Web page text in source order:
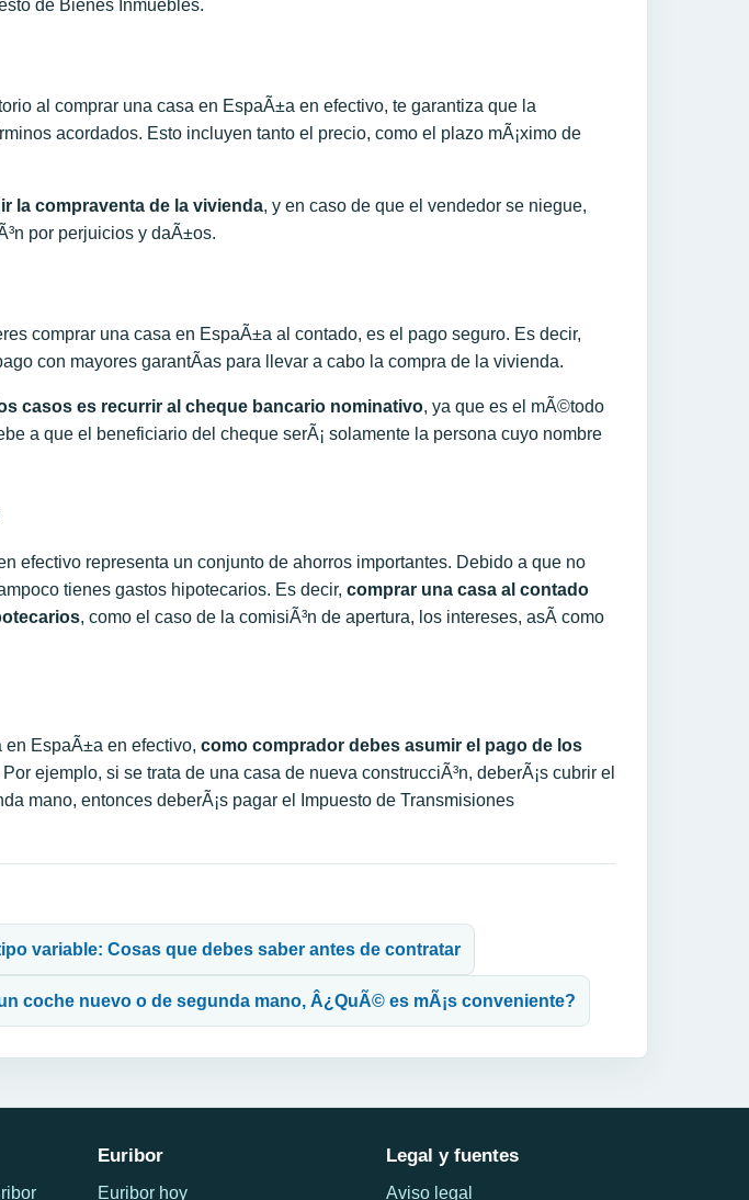
de Bienes Inmuebles.
al comprar una casa en EspaÃ±a en efectivo, te garantiza que la
acordados. Esto incluyen tanto el precio, como el plazo mÃ¡ximo de
la compraventa de la vivienda, y en caso de que el vendedor se niegue,
por perjuicios y daÃ±os.
comprar una casa en EspaÃ±a al contado, es el pago seguro. Es decir,
con mayores garantÃ­as para llevar a cabo la compra de la vivienda.
casos es recurrir al cheque bancario nominativo, ya que es el mÃ©todo
a que el beneficiario del cheque serÃ¡ solamente la persona cuyo nombre
efectivo representa un conjunto de ahorros importantes. Debido a que no
tienes gastos hipotecarios. Es decir, comprar una casa al contado
, como el caso de la comisiÃ³n de apertura, los intereses, asÃ­ como
EspaÃ±a en efectivo, como comprador debes asumir el pago de los
Por ejemplo, si se trata de una casa de nueva construcciÃ³n, deberÃ¡s cubrir el
mano, entonces deberÃ¡s pagar el Impuesto de Transmisiones
variable: Cosas que debes saber antes de contratar
coche nuevo o de segunda mano, Â¿QuÃ© es mÃ¡s conveniente?
Euribor
Euribor hoy
Legal y fuentes
Aviso legal